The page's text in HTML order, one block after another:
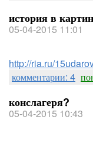
история в
05-04-2015 11:01
http://ria.ru/
комментарии: 4
конслагеря?
05-04-2015 10:43